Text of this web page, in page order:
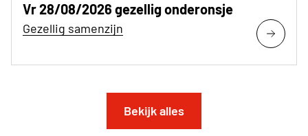
Vr 28/08/2026 gezellig onderonsje
Gezellig samenzijn
Bekijk alles